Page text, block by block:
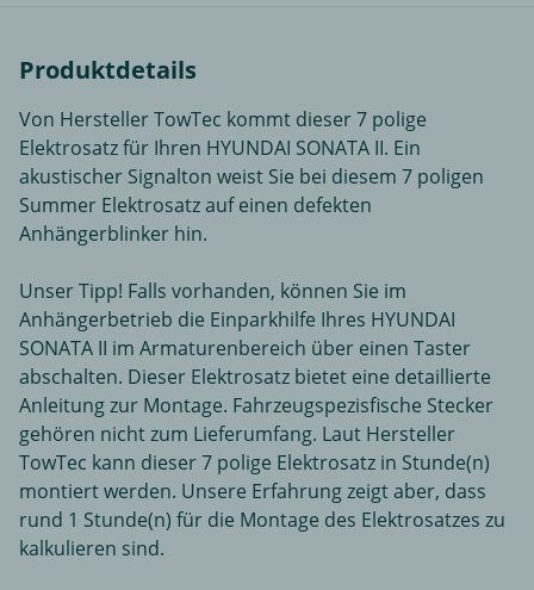
Produktdetails
Von Hersteller TowTec kommt dieser 7 polige
Elektrosatz für Ihren HYUNDAI SONATA II. Ein
akustischer Signalton weist Sie bei diesem 7 poligen
Summer Elektrosatz auf einen defekten
Anhängerblinker hin.
Unser Tipp! Falls vorhanden, können Sie im
Anhängerbetrieb die Einparkhilfe Ihres HYUNDAI
SONATA II im Armaturenbereich über einen Taster
abschalten. Dieser Elektrosatz bietet eine detaillierte
Anleitung zur Montage. Fahrzeugspezisfische Stecker
gehören nicht zum Lieferumfang. Laut Hersteller
TowTec kann dieser 7 polige Elektrosatz in Stunde(n)
montiert werden. Unsere Erfahrung zeigt aber, dass
rund 1 Stunde(n) für die Montage des Elektrosatzes zu
kalkulieren sind.